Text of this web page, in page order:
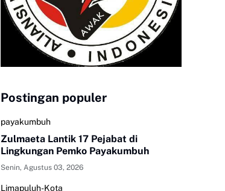
Postingan populer
payakumbuh
Zulmaeta Lantik 17 Pejabat di
Lingkungan Pemko Payakumbuh
Senin, Agustus 03, 2026
Limapuluh-Kota